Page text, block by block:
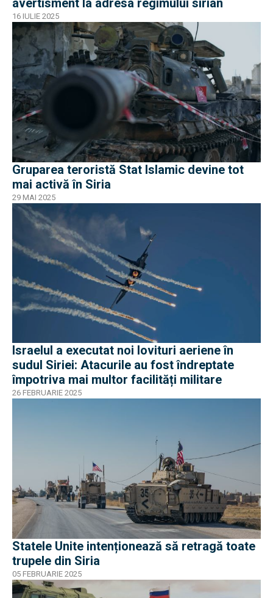
avertisment la adresa regimului sirian
16 IULIE 2025
Gruparea teroristă Stat Islamic devine tot
mai activă în Siria
29 MAI 2025
Israelul a executat noi lovituri aeriene în
sudul Siriei: Atacurile au fost îndreptate
împotriva mai multor facilități militare
26 FEBRUARIE 2025
Statele Unite intenționează să retragă toate
trupele din Siria
05 FEBRUARIE 2025